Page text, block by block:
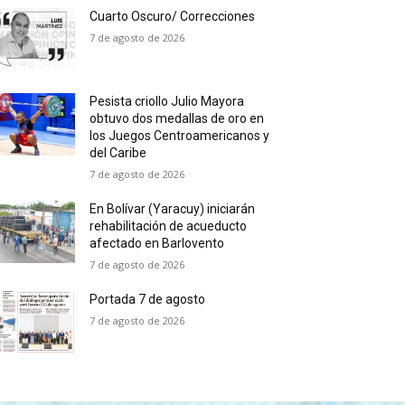
Cuarto Oscuro/ Correcciones
7 de agosto de 2026
Pesista criollo Julio Mayora
obtuvo dos medallas de oro en
los Juegos Centroamericanos y
del Caribe
7 de agosto de 2026
En Bolívar (Yaracuy) iniciarán
rehabilitación de acueducto
afectado en Barlovento
7 de agosto de 2026
Portada 7 de agosto
7 de agosto de 2026